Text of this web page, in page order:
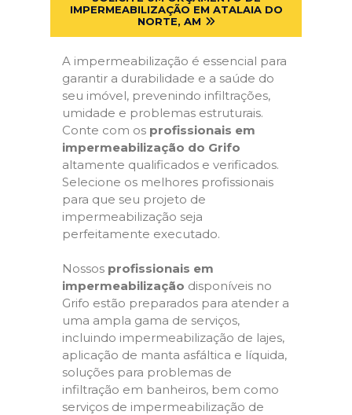
IMPERMEABILIZAÇÃO EM ATALAIA DO
NORTE, AM
A impermeabilização é essencial para
garantir a durabilidade e a saúde do
seu imóvel, prevenindo infiltrações,
umidade e problemas estruturais.
Conte com os profissionais em
impermeabilização do Grifo
altamente qualificados e verificados.
Selecione os melhores profissionais
para que seu projeto de
impermeabilização seja
perfeitamente executado.
Nossos profissionais em
impermeabilização disponíveis no
Grifo estão preparados para atender a
uma ampla gama de serviços,
incluindo impermeabilização de lajes,
aplicação de manta asfáltica e líquida,
soluções para problemas de
infiltração em banheiros, bem como
serviços de impermeabilização de